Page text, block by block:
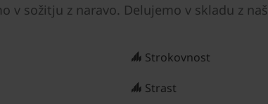
v sožitju z naravo. Delujemo v skladu z
Strokovnost
Strast